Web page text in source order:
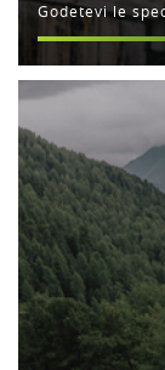
Godetevi le